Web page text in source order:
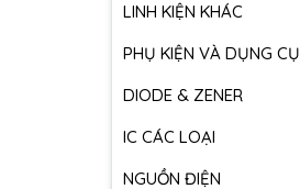
LINH KIỆN KHÁC
PHỤ KIỆN VÀ DỤNG CỤ
DIODE & ZENER
IC CÁC LOẠI
NGUỒN ĐIỆN